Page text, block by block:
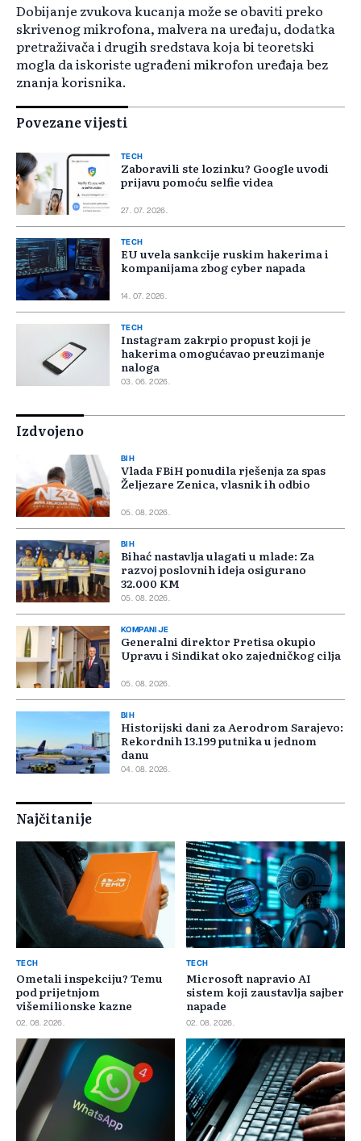
Dobijanje zvukova kucanja može se obaviti preko
skrivenog mikrofona, malvera na uređaju, dodatka
pretraživača i drugih sredstava koja bi teoretski
mogla da iskoriste ugrađeni mikrofon uređaja bez
znanja korisnika.
Povezane vijesti
TECH
Zaboravili ste lozinku? Google uvodi
prijavu pomoću selfie videa
27. 07. 2026.
TECH
EU uvela sankcije ruskim hakerima i
kompanijama zbog cyber napada
14. 07. 2026.
TECH
Instagram zakrpio propust koji je
hakerima omogućavao preuzimanje
naloga
03. 06. 2026.
Izdvojeno
BIH
Vlada FBiH ponudila rješenja za spas
Željezare Zenica, vlasnik ih odbio
05. 08. 2026.
BIH
Bihać nastavlja ulagati u mlade: Za
razvoj poslovnih ideja osigurano
32.000 KM
05. 08. 2026.
KOMPANIJE
Generalni direktor Pretisa okupio
Upravu i Sindikat oko zajedničkog cilja
05. 08. 2026.
BIH
Historijski dani za Aerodrom Sarajevo:
Rekordnih 13.199 putnika u jednom
danu
04. 08. 2026.
Najčitanije
TECH
Ometali inspekciju? Temu
pod prijetnjom
višemilionske kazne
02. 08. 2026.
TECH
Microsoft napravio AI
sistem koji zaustavlja sajber
napade
02. 08. 2026.